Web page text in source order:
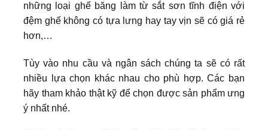
những loại ghế băng làm từ sắt sơn tĩnh điện với
đệm ghế không có tựa lưng hay tay vịn sẽ có giá rẻ
hơn,…
Tùy vào nhu cầu và ngân sách chúng ta sẽ có rất
nhiều lựa chọn khác nhau cho phù hợp. Các bạn
hãy tham khảo thật kỹ để chọn được sản phẩm ưng
ý nhất nhé.